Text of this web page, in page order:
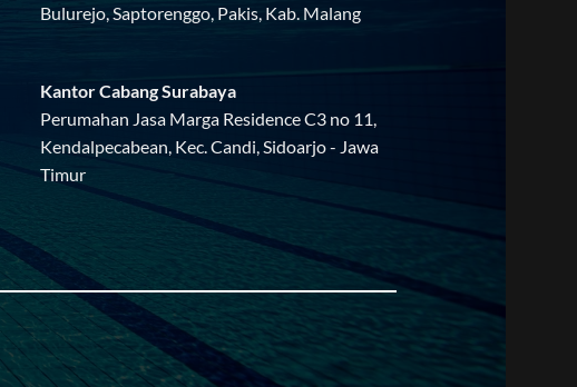
Bulurejo, Saptorenggo, Pakis, Kab. Malang
Kantor Cabang Surabaya
Perumahan Jasa Marga Residence C3 no 11,
Kendalpecabean, Kec. Candi, Sidoarjo - Jawa
Timur